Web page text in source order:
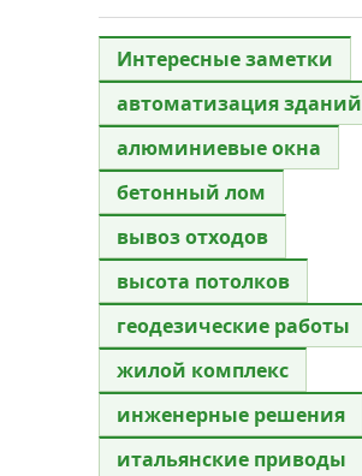
Интересные заметки
автоматизация зданий
алюминиевые окна
бетонный лом
вывоз отходов
высота потолков
геодезические работы
жилой комплекс
инженерные решения
итальянские приводы